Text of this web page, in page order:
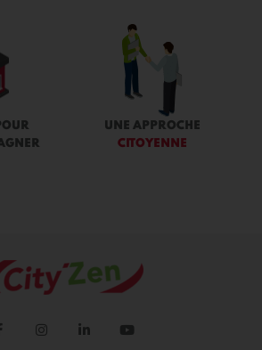
UNE APPROCHE
CITOYENNE